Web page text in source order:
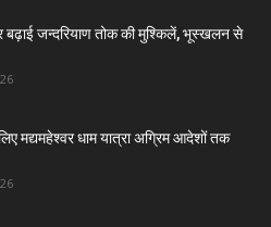
बढ़ाई जन्दरियाण तोक की मुश्किलें, भूस्खलन से
मद्यमहेश्वर धाम यात्रा अग्रिम आदेशों तक